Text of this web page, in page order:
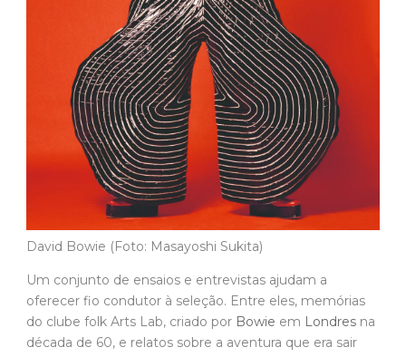
David Bowie (Foto: Masayoshi Sukita)
Um conjunto de ensaios e entrevistas ajudam a
oferecer fio condutor à seleção. Entre eles, memórias
do clube folk Arts Lab, criado por Bowie em Londres na
década de 60, e relatos sobre a aventura que era sair